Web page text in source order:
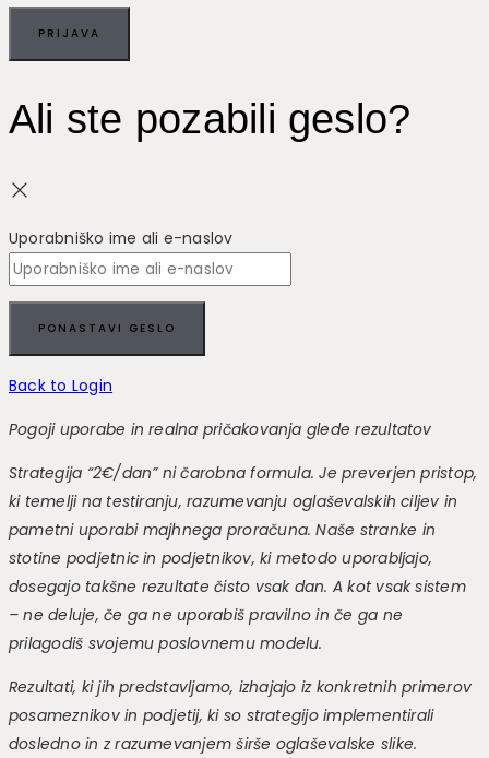
PRIJAVA
Ali ste pozabili geslo?
Uporabniško ime ali e-naslov
PONASTAVI GESLO
Back to Login
Pogoji uporabe in realna pričakovanja glede rezultatov
Strategija “2€/dan” ni čarobna formula. Je preverjen pristop,
ki temelji na testiranju, razumevanju oglaševalskih ciljev in
pametni uporabi majhnega proračuna. Naše stranke in
stotine podjetnic in podjetnikov, ki metodo uporabljajo,
dosegajo takšne rezultate čisto vsak dan. A kot vsak sistem
– ne deluje, če ga ne uporabiš pravilno in če ga ne
prilagodiš svojemu poslovnemu modelu.
Rezultati, ki jih predstavljamo, izhajajo iz konkretnih primerov
posameznikov in podjetij, ki so strategijo implementirali
dosledno in z razumevanjem širše oglaševalske slike.